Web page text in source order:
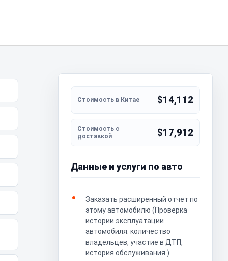
$14,112
$17,912
Данные и услуги по авто
Заказать расширенный отчет по
этому автомобилю (Проверка
истории эксплуатации
автомобиля: количество
владельцев, участие в ДТП,
история обслуживания.)